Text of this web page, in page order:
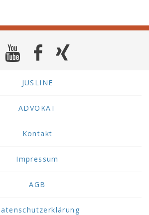
JUSLINE
ADVOKAT
Kontakt
Impressum
AGB